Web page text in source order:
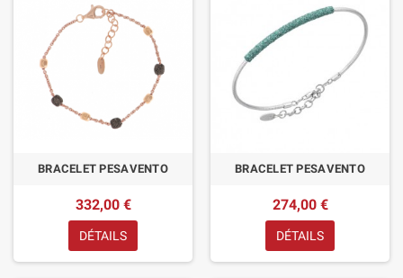
BRACELET PESAVENTO
332,00 €
DÉTAILS
BRACELET PESAVENTO
274,00 €
DÉTAILS